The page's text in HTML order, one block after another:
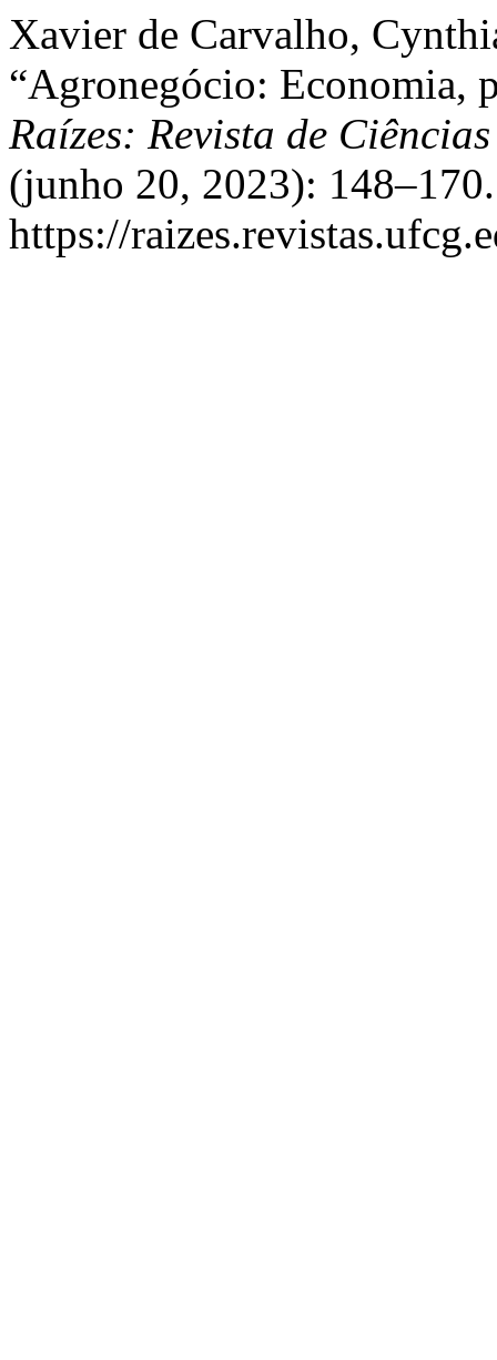
Xavier de Carvalho,
“Agronegócio: Economia,
Raízes: Revista de
(junho 20, 2023):
https://